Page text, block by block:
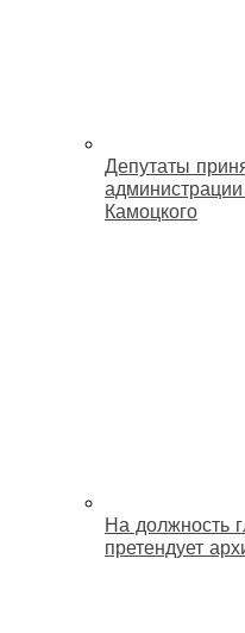
Депутаты
Камоцкого
На должность
претендует